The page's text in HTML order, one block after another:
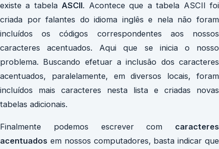
existe a tabelaASCII. Acontece que a tabela ASCII foi
criada por falantes do idioma inglês e nela não foram
incluídos os códigos correspondentes aos nossos
caracteres acentuados. Aqui que se inicia o nosso
problema. Buscando efetuar a inclusão dos caracteres
acentuados, paralelamente, em diversos locais, foram
incluídos mais caracteres nesta lista e criadas novas
tabelas adicionais.
Finalmente podemos escrever com caracteres
acentuados em nossos computadores, basta indicar que